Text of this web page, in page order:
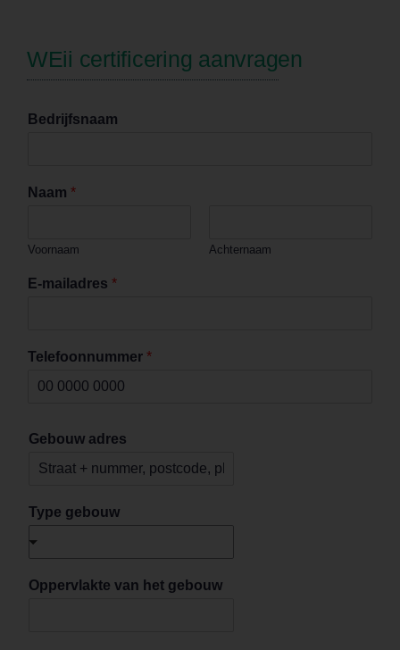
WEii certificering aanvragen
Bedrijfsnaam
Naam *
Voornaam Achternaam
E-mailadres *
U
p
d
r
j
s
Telefoonnummer *
Gebouw adres
Type gebouw
Oppervlakte van het gebouw